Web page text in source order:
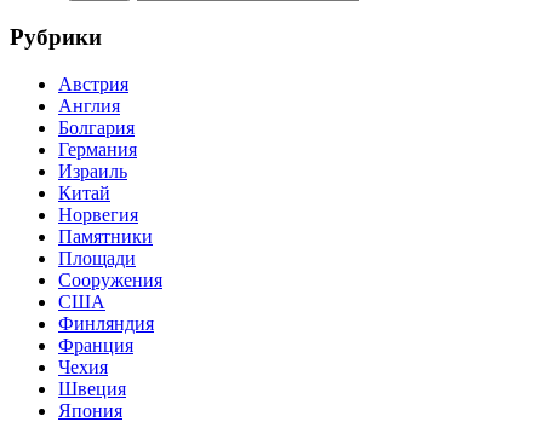
Рубрики
Австрия
Англия
Болгария
Германия
Израиль
Китай
Норвегия
Памятники
Площади
Сооружения
США
Финляндия
Франция
Чехия
Швеция
Япония